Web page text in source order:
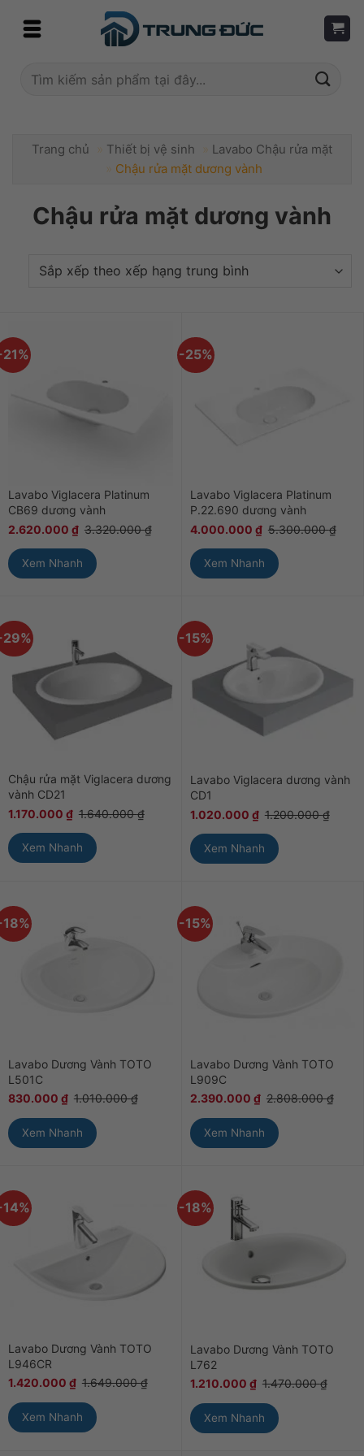
Tìm
Trang chủ » Thiết bị vệ sinh » Lavabo Chậu rửa mặt
» Chậu rửa mặt dương vành
Chậu rửa mặt dương vành
Lavabo Viglacera Platinum
CB69 dương vành
2.620.000 ₫ 3.320.000₫
Xem Nhanh
-25%
Lavabo Viglacera Platinum
P.22.690 dương vành
4.000.000 ₫ 5.300.000₫
Xem Nhanh
Chậu rửa mặt Viglacera dương
vành CD21
1.170.000 ₫ 1.640.000₫
Xem Nhanh
-15%
Lavabo Viglacera dương vành
CD1
1.020.000 ₫ 1.200.000₫
Xem Nhanh
Lavabo Dương Vành TOTO
L501C
830.000 ₫ 1.010.000₫
Xem Nhanh
-15%
Lavabo Dương Vành TOTO
L909C
2.390.000 ₫ 2.808.000₫
Xem Nhanh
Lavabo Dương Vành TOTO
L946CR
1.420.000 ₫ 1.649.000₫
Xem Nhanh
-18%
Lavabo Dương Vành TOTO
L762
1.210.000 ₫ 1.470.000₫
Xem Nhanh